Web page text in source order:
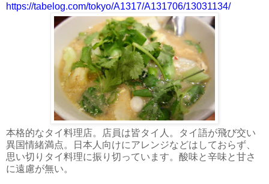
https://tabelog.com/tokyo/A1317/A131706/13031134/
本格的なタイ料理店。店員は皆タイ人。タイ語が飛び交い
異国情緒満点。日本人向けにアレンジなどはしておらず、
思い切りタイ料理に振り切っています。酸味と辛味と甘さ
に遠慮が無い。